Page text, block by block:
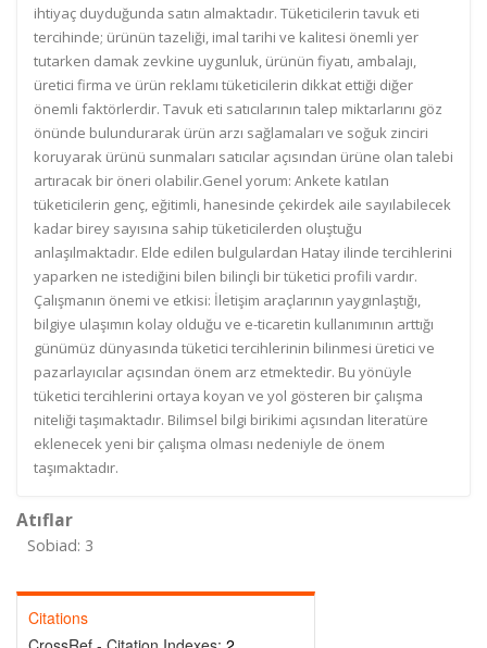
ihtiyaç duyduğunda satın almaktadır. Tüketicilerin tavuk eti
tercihinde; ürünün tazeliği, imal tarihi ve kalitesi önemli yer
tutarken damak zevkine uygunluk, ürünün fiyatı, ambalajı,
üretici firma ve ürün reklamı tüketicilerin dikkat ettiği diğer
önemli faktörlerdir. Tavuk eti satıcılarının talep miktarlarını göz
önünde bulundurarak ürün arzı sağlamaları ve soğuk zinciri
koruyarak ürünü sunmaları satıcılar açısından ürüne olan talebi
artıracak bir öneri olabilir.Genel yorum: Ankete katılan
tüketicilerin genç, eğitimli, hanesinde çekirdek aile sayılabilecek
kadar birey sayısına sahip tüketicilerden oluştuğu
anlaşılmaktadır. Elde edilen bulgulardan Hatay ilinde tercihlerini
yaparken ne istediğini bilen bilinçli bir tüketici profili vardır.
Çalışmanın önemi ve etkisi: İletişim araçlarının yaygınlaştığı,
bilgiye ulaşımın kolay olduğu ve e-ticaretin kullanımının arttığı
günümüz dünyasında tüketici tercihlerinin bilinmesi üretici ve
pazarlayıcılar açısından önem arz etmektedir. Bu yönüyle
tüketici tercihlerini ortaya koyan ve yol gösteren bir çalışma
niteliği taşımaktadır. Bilimsel bilgi birikimi açısından literatüre
eklenecek yeni bir çalışma olması nedeniyle de önem
taşımaktadır.
Atıflar
Sobiad: 3
Citations